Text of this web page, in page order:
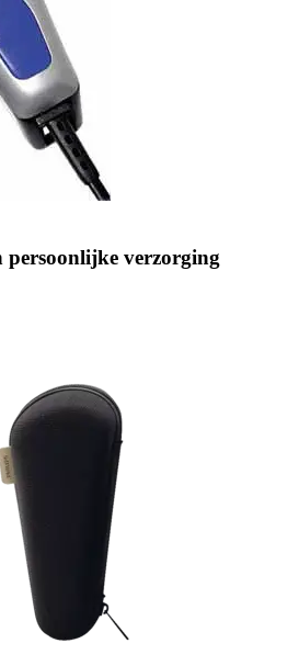
persoonlijke verzorging